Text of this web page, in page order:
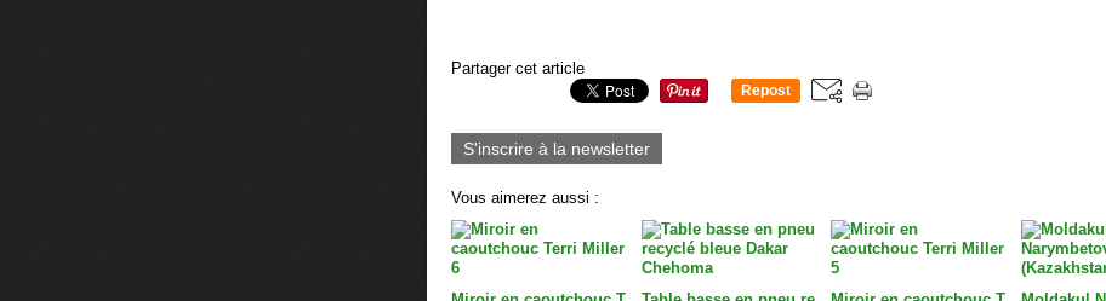
Partager cet article
Repost
S'inscrire à la newsletter
Vous aimerez aussi :